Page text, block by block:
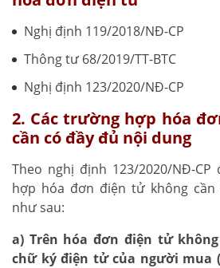
Nghị định 119/2018/NĐ-CP
Thông tư 68/2019/TT-BTC
Nghị định 123/2020/NĐ-CP
2. Các trường hợp hóa
cần có đầy đủ nội dung
Theo nghị định 123/2020/NĐ-
hợp hóa đơn điện tử không
như sau:
a) Trên hóa đơn điện tử
chữ ký điện tử của người mua